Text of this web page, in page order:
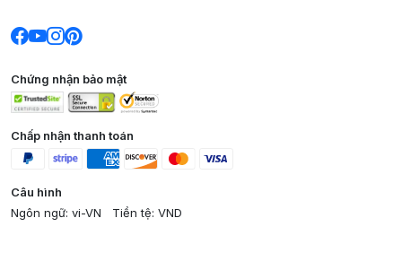
Chứng nhận bảo mật
Chấp nhận thanh toán
Câu hình
Ngôn ngữ: vi-VN
Tiền tệ: VND